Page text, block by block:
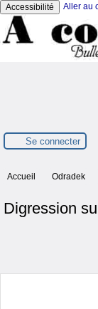
Accessibilité Aller au
Se connecter
Accueil Odradek
Digression